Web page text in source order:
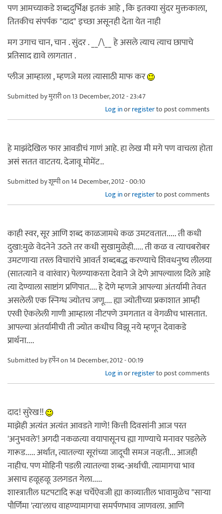
पण आमच्याकडे शब्ददुर्भिक्ष इतकं आहे , कि इतक्या सुंदर मुक्तकाला,
तितकीच संपर्पक "दाद" इच्छा असूनही देता येत नाही
मग उगाच चान, चान . सुंदर . __/\__ हे असले त्याच त्याच छापाचे
प्रतिसाद द्यावे लागतात .
प्लीज आम्हाला , म्हणजे मला त्यासाठी माफ कर
Submitted byमुरारीon 13 December, 2012 - 23:47
Log inorregisterto post comments
हे माझंदेखिल फार आवडीचं गाणं आहे. हा लेख मी मगे पण वाचला होता
असं सतत वाटतय. देजावू मोमेंट..
Submitted byशूम्पीon 14 December, 2012 - 00:10
Log inorregisterto post comments
काही स्वर, सूर आणि शब्द काळजामधे कळ उमटवतात..... ती कधी
दुखा:मुळे वेदनेने उठते तर कधी सुखामुळेही..... ती कळ व त्याचबरोबर
उमटणार्‍या तरल विचारांचे आवर्त शब्दबद्ध करण्याचे शिवधनुष्य लीलया
(सातत्याने व वारंवार) पेलण्याकरता देवाने जे देणे आपल्याला दिले आहे
त्या देण्याला साष्टांग प्रणिपात.... हे देणे म्हणजे आपल्या अंतर्यामी तेवत
असलेली एक स्निग्ध ज्योतच जणू.... ह्या ज्योतीच्या प्रकाशात आम्ही
एरवी ऐकलेली गाणी आम्हाला नीटपणे उमगतात व वेगळीच भासतात.
आपल्या अंतर्यामीची ती ज्योत कधीच विझू नये म्हणून देवाकडे
प्रार्थना....
Submitted byहर्पेनon 14 December, 2012 - 00:19
Log inorregisterto post comments
दाद! सुरेख!!
माझेही अत्यंत अत्यंत आवडते गाणे! कित्ती दिवसांनी आज परत
'अनुभवले'! अगदी नकळत्या वयापासूनच ह्या गाण्याचे मनावर पडलेले
गारूड..... अर्थात, त्यातल्या सूरांच्या जादूची समज नव्हती... आजही
नाहीच. पण मोहिनी पडली त्यातल्या शब्द-अर्थाची. त्यामागचा भाव
असाच हळूहळू उलगडत गेला.....
शास्त्रातील घटपटादि रूक्ष चर्चेऐवजी ह्या काव्यातील भावामुळेच "सार्‍या
पौर्णिमा 'त्या'लाच वाहण्यामागचा समर्पणभाव जाणवला. आणि